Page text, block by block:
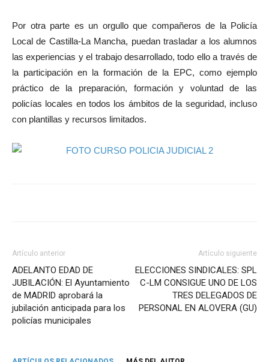
Por otra parte es un orgullo que compañeros de la Policía
Local de Castilla-La Mancha, puedan trasladar a los alumnos
las experiencias y el trabajo desarrollado, todo ello a través de
la participación en la formación de la EPC, como ejemplo
práctico de la preparación, formación y voluntad de las
policías locales en todos los ámbitos de la seguridad, incluso
con plantillas y recursos limitados.
Artículo anterior
ADELANTO EDAD DE
JUBILACIÓN: El Ayuntamiento
de MADRID aprobará la
jubilación anticipada para los
policías municipales
Artículo siguiente
ELECCIONES SINDICALES: SPL
C-LM CONSIGUE UNO DE LOS
TRES DELEGADOS DE
PERSONAL EN ALOVERA (GU)